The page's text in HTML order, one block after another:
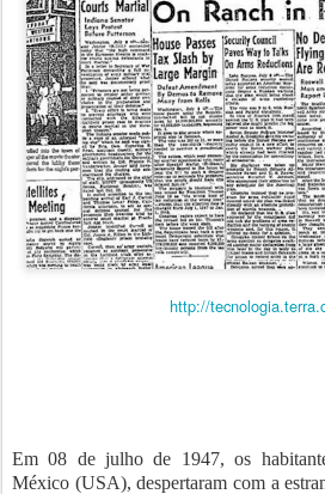
http://
Em 08 de julho de 1947, os
México (USA), despertaram com a